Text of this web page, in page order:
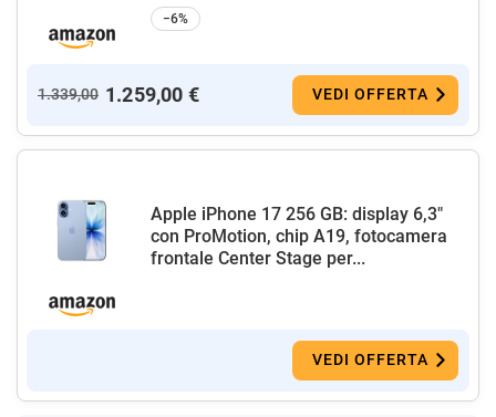
−6%
1.339,00 1.259,00 € VEDI OFFERTA
Apple iPhone 17 256 GB: display 6,3"
con ProMotion, chip A19, fotocamera
frontale Center Stage per...
VEDI OFFERTA